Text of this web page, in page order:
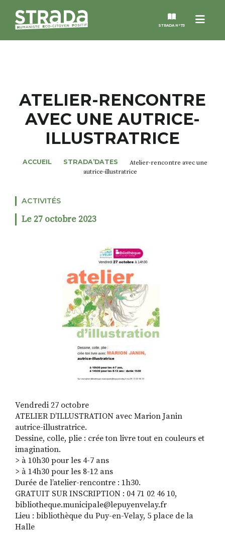
Menu
STRADA N°73
MAGAZINES
NOS THÈMES
RECHERCHER
S'ABONNER
S'INSCRIRE À LA NEWSLETTER
FACEBOOKINSTAGRAM
LINKEDINYOUTUBE
ATELIER-RENCONTRE
AVEC UNE AUTRICE-
ILLUSTRATRICE
ACCUEIL STRADA’DATES
Atelier-rencontre avec une
autrice-illustratrice
ACTIVITÉS
Le 27 octobre 2023
Vendredi 27 octobre
ATELIER D’ILLUSTRATION avec Marion Janin
autrice-illustratrice.
Dessine, colle, plie : crée ton livre tout en couleurs et
imagination.
> à 10h30 pour les 4-7 ans
> à 14h30 pour les 8-12 ans
Durée de l’atelier-rencontre : 1h30.
GRATUIT SUR INSCRIPTION : 04 71 02 46 10,
bibliotheque.municipale@lepuyenvelay.fr
Lieu : bibliothèque du Puy-en-Velay, 5 place de la
Halle